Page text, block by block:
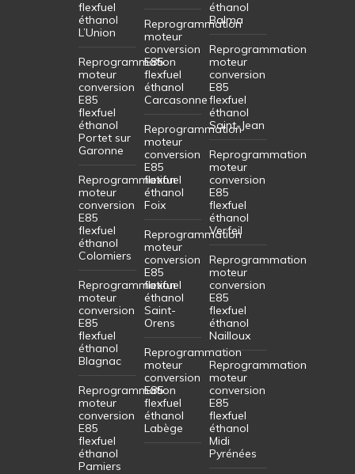
flexfuel
éthanol
L’Union
Reprogrammation
moteur
conversion
E85
flexfuel
éthanol
Portet sur
Garonne
Reprogrammation
moteur
conversion
E85
flexfuel
éthanol
Colomiers
Reprogrammation
moteur
conversion
E85
flexfuel
éthanol
Blagnac
Reprogrammation
moteur
conversion
E85
flexfuel
éthanol
Pamiers
Reprogrammation
moteur
conversion
E85
flexfuel
éthanol
Carcasonne
Reprogrammation
moteur
conversion
E85
flexfuel
éthanol
Foix
Reprogrammation
moteur
conversion
E85
flexfuel
éthanol
Saint-
Orens
Reprogrammation
moteur
conversion
E85
flexfuel
éthanol
Labège
éthanol
Balma
Reprogrammation
moteur
conversion
E85
flexfuel
éthanol
Saint-Jean
Reprogrammation
moteur
conversion
E85
flexfuel
éthanol
Verfeil
Reprogrammation
moteur
conversion
E85
flexfuel
éthanol
Nailloux
Reprogrammation
moteur
conversion
E85
flexfuel
éthanol
Midi
Pyrénées